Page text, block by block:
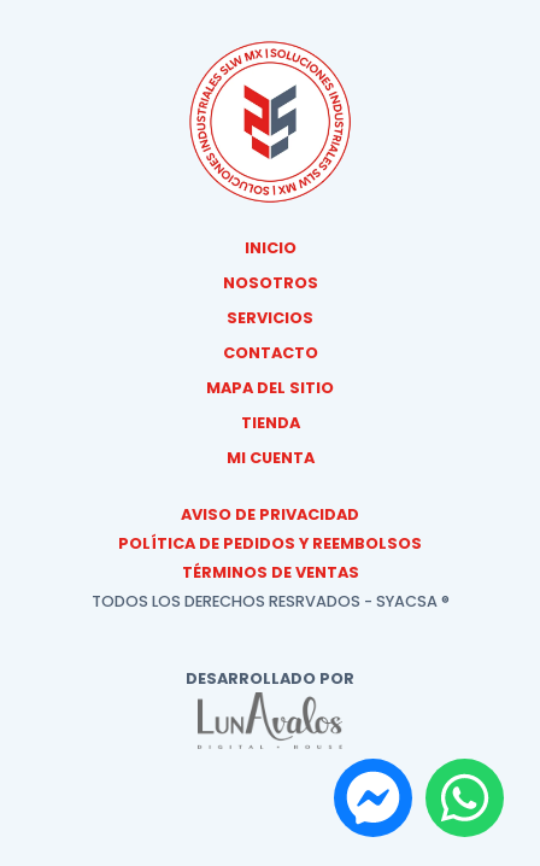
INICIO
NOSOTROS
SERVICIOS
CONTACTO
MAPA DEL SITIO
TIENDA
MI CUENTA
AVISO DE PRIVACIDAD
POLÍTICA DE PEDIDOS Y REEMBOLSOS
TÉRMINOS DE VENTAS
TODOS LOS DERECHOS RESRVADOS - SYACSA ®
DESARROLLADO POR